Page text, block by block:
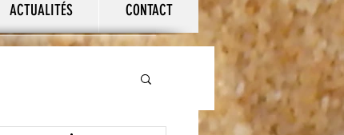
ACTUALITÉS CONTACT